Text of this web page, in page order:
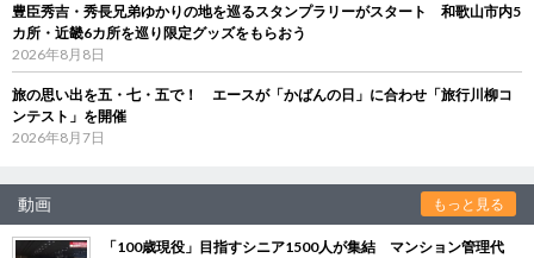
豊臣秀吉・秀長兄弟ゆかりの地を巡るスタンプラリーがスタート 和歌山市内5
カ所・近畿6カ所を巡り限定グッズをもらおう
2026年8月8日
旅の思い出を五・七・五で！ エースが「かばんの日」に合わせ「旅行川柳コ
ンテスト」を開催
2026年8月7日
動画 もっと見る
「100歳現役」目指すシニア1500人が集結 マンション管理代